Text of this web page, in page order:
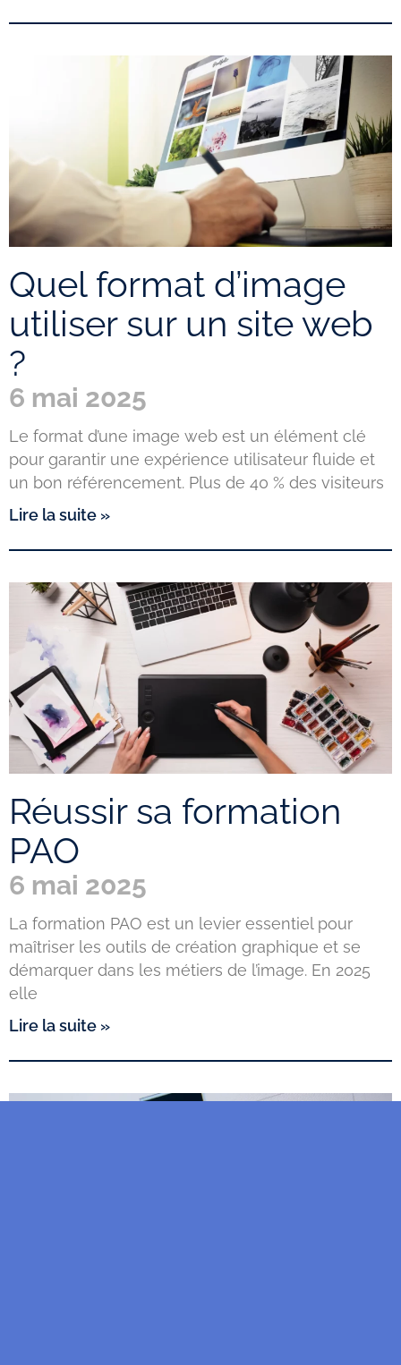
Quel format d’image
utiliser sur un site web
?
6 mai 2025
Le format d’une image web est un élément clé
pour garantir une expérience utilisateur fluide et
un bon référencement. Plus de 40 % des visiteurs
Lire la suite »
Réussir sa formation
PAO
6 mai 2025
La formation PAO est un levier essentiel pour
maîtriser les outils de création graphique et se
démarquer dans les métiers de l’image. En 2025
elle
Lire la suite »